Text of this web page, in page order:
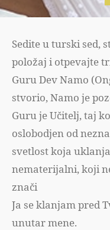
Sedite u turski sed,
položaj i otpevajte
Guru Dev Namo
stvorio, Namo je
Guru je Učitelj, taj
oslobodjen od
svetlost koja
nematerijalni, koji
znači
Ja se klanjam pred
unutar mene.